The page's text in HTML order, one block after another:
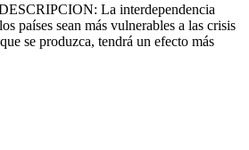
La interdependencia
países sean más vulnerables a las crisis
se produzca, tendrá un efecto más